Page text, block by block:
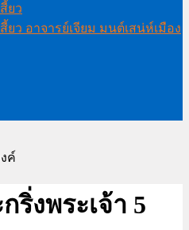
ยว
ว อาจารย์เจียม มนต์เสน่ห์เมือง
ค์
ริ่งพระเจ้า 5